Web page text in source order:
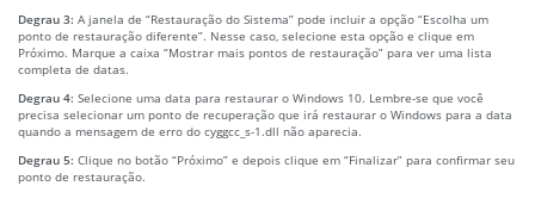
Degrau 3: A janela de “Restauração do Sistema” pode incluir a opção “Escolha um
ponto de restauração diferente”. Nesse caso, selecione esta opção e clique em
Próximo. Marque a caixa “Mostrar mais pontos de restauração” para ver uma lista
completa de datas.
Degrau 4: Selecione uma data para restaurar o Windows 10. Lembre-se que você
precisa selecionar um ponto de recuperação que irá restaurar o Windows para a data
quando a mensagem de erro do cyggcc_s-1.dll não aparecia.
Degrau 5: Clique no botão “Próximo” e depois clique em “Finalizar” para confirmar seu
ponto de restauração.